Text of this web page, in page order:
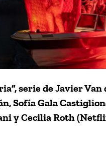
serie de Javier Van
Sofía Gala
y Cecilia Roth